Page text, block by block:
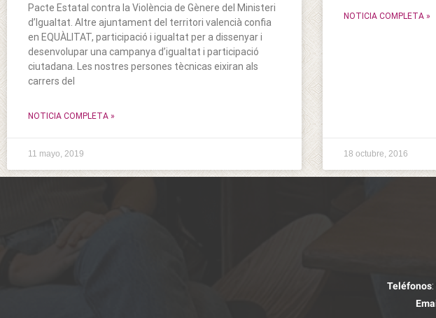
Pacte Estatal contra la Violència de Gènere del Ministeri
d’Igualtat. Altre ajuntament del territori valencià confia
en EQUÀLITAT, participació i igualtat per a dissenyar i
desenvolupar una campanya d’igualtat i participació
ciutadana. Les nostres persones tècnicas eixiran als
carrers del
NOTICIA COMPLETA »
11 mayo, 2019
NOTICIA COMPLETA »
18 octubre, 2016
Teléfonos